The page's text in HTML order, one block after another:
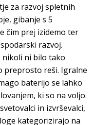
za razvoj spletnih
gibanje s 5
čim prej izidemo ter
razvoj.
nikoli ni bilo tako
preprosto reši. Igralne
baterijo se lahko
ki so na voljo.
in izvrševalci,
kategorizirajo na